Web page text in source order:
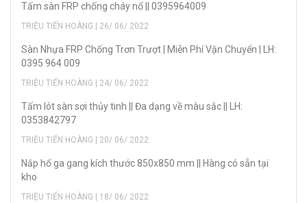
Tấm sàn FRP chống cháy nổ || 0395964009
TRIỆU TIẾN HOÀNG | 26/ 06/ 2022
Sàn Nhựa FRP Chống Trơn Trượt | Miễn Phí Vận Chuyển | LH:
0395 964 009
TRIỆU TIẾN HOÀNG | 24/ 06/ 2022
Tấm lót sàn sợi thủy tinh || Đa dạng về màu sắc || LH:
0353842797
TRIỆU TIẾN HOÀNG | 20/ 06/ 2022
Nắp hố ga gang kích thước 850x850 mm || Hàng có sẵn tại
kho
TRIỆU TIẾN HOÀNG | 18/ 06/ 2022